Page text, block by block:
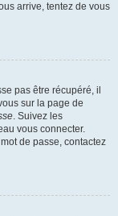
arrive, tentez de vous
pas être récupéré, il
sur la page de
. Suivez les
vous connecter.
de passe, contactez